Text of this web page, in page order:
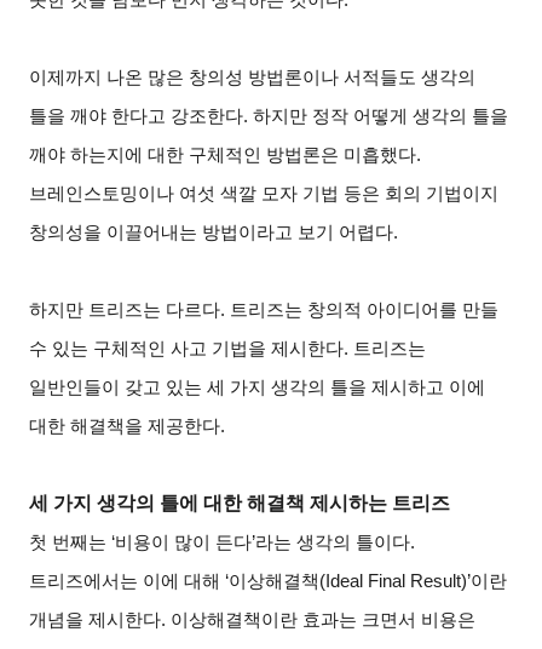
이제까지 나온 많은 창의성 방법론이나 서적들도 생각의
틀을 깨야 한다고 강조한다. 하지만 정작 어떻게 생각의 틀을
깨야 하는지에 대한 구체적인 방법론은 미흡했다.
브레인스토밍이나 여섯 색깔 모자 기법 등은 회의 기법이지
창의성을 이끌어내는 방법이라고 보기 어렵다.
하지만 트리즈는 다르다. 트리즈는 창의적 아이디어를 만들
수 있는 구체적인 사고 기법을 제시한다. 트리즈는
일반인들이 갖고 있는 세 가지 생각의 틀을 제시하고 이에
대한 해결책을 제공한다.
세 가지 생각의 틀에 대한 해결책 제시하는 트리즈
첫 번째는 ‘비용이 많이 든다’라는 생각의 틀이다.
트리즈에서는 이에 대해 ‘이상해결책(Ideal Final Result)’이란
개념을 제시한다. 이상해결책이란 효과는 크면서 비용은